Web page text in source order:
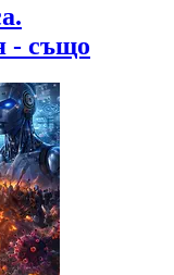
- също